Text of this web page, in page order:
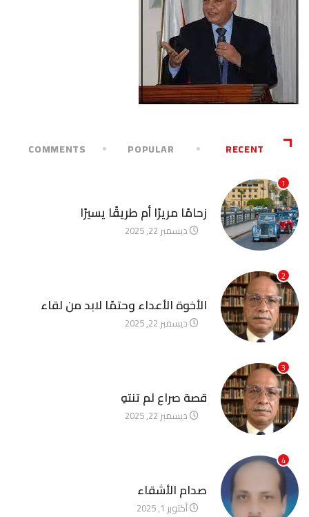
RECENT
POPULAR
COMMENTS
1
زحامًا مريرًا أم طريقًا يسيرًا
ديسمبر 22, 2025
2
الأخوة الأعداء وحتمًا لابد من لقاء
ديسمبر 22, 2025
3
قصة صراع لم تنتهِ
ديسمبر 22, 2025
4
صدام الأشقاء
أكتوبر 1, 2025